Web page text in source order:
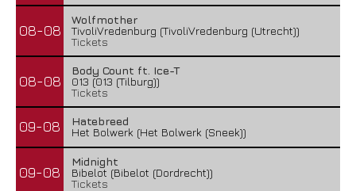
08-08
Wolfmother
TivoliVredenburg (TivoliVredenburg (Utrecht))
Tickets
08-08
Body Count ft. Ice-T
013 (013 (Tilburg))
Tickets
09-08
Hatebreed
Het Bolwerk (Het Bolwerk (Sneek))
09-08
Midnight
Bibelot (Bibelot (Dordrecht))
Tickets